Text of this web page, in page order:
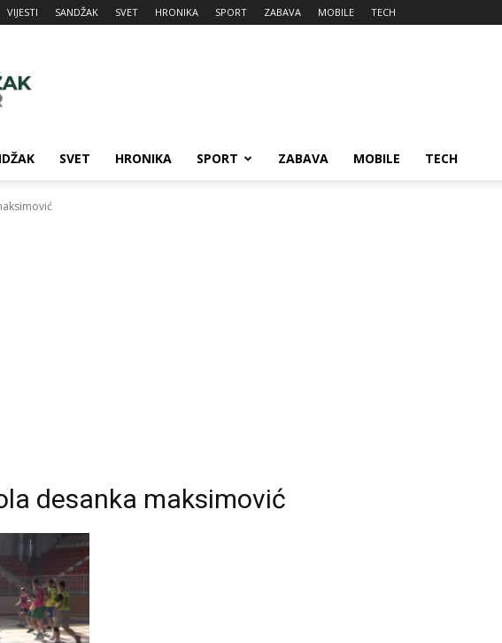
VIJESTI SANDŽAK SVET HRONIKA SPORT ZABAVA MOBILE TECH
SVET HRONIKA SPORT ZABAVA MOBILE TECH
desanka maksimović